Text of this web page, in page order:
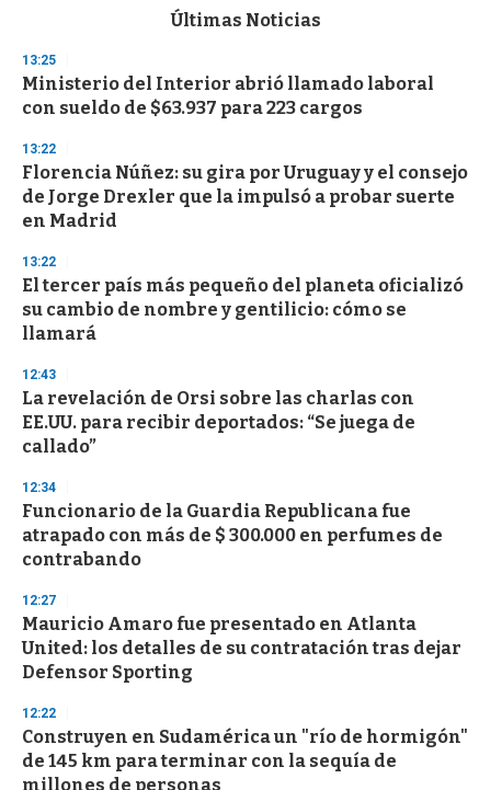
d
s
o
f
3
s
e
c
o
d
s
Últimas Noticias
13:25
Ministerio del Interior abrió llamado laboral
con sueldo de $63.937 para 223 cargos
13:22
Florencia Núñez: su gira por Uruguay y el consejo
de Jorge Drexler que la impulsó a probar suerte
en Madrid
13:22
El tercer país más pequeño del planeta oficializó
su cambio de nombre y gentilicio: cómo se
llamará
12:43
La revelación de Orsi sobre las charlas con
EE.UU. para recibir deportados: “Se juega de
callado”
12:34
Funcionario de la Guardia Republicana fue
atrapado con más de $ 300.000 en perfumes de
contrabando
12:27
Mauricio Amaro fue presentado en Atlanta
United: los detalles de su contratación tras dejar
Defensor Sporting
12:22
Construyen en Sudamérica un "río de hormigón"
de 145 km para terminar con la sequía de
millones de personas